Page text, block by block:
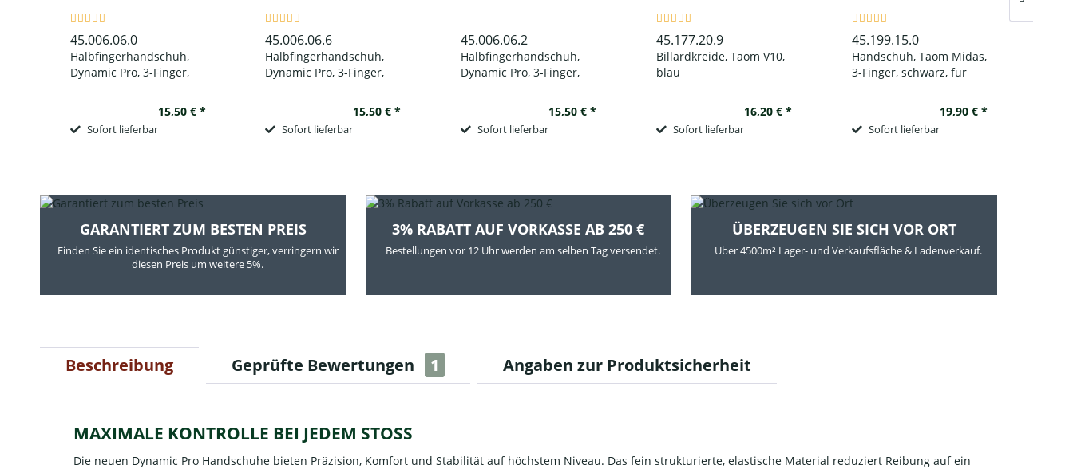
45.006.06.0
Halbfingerhandschuh,
Dynamic Pro, 3-Finger,
15,50 € *
Sofort lieferbar
45.006.06.6
Halbfingerhandschuh,
Dynamic Pro, 3-Finger,
15,50 € *
Sofort lieferbar
45.006.06.2
Halbfingerhandschuh,
Dynamic Pro, 3-Finger,
15,50 € *
Sofort lieferbar
45.177.20.9
Billardkreide, Taom V10,
blau
16,20 € *
Sofort lieferbar
45.199.15.0
Handschuh, Taom Midas,
3-Finger, schwarz, für
19,90 € *
Sofort lieferbar
GARANTIERT ZUM BESTEN PREIS
Finden Sie ein identisches Produkt günstiger, verringern wir
diesen Preis um weitere 5%.
3% RABATT AUF VORKASSE AB 250 €
Bestellungen vor 12 Uhr werden am selben Tag versendet.
ÜBERZEUGEN SIE SICH VOR ORT
Über 4500m² Lager- und Verkaufsfläche & Ladenverkauf.
Beschreibung Geprüfte Bewertungen 1 Angaben zur Produktsicherheit
MAXIMALE KONTROLLE BEI JEDEM STOSS
Die neuen Dynamic Pro Handschuhe bieten Präzision, Komfort und Stabilität auf höchstem Niveau. Das fein strukturierte, elastische Material reduziert Reibung auf ein